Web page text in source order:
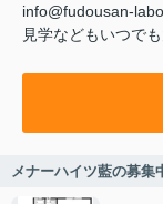
info@fudousan-
見学などもいつで
メナーハイツ藍の募集